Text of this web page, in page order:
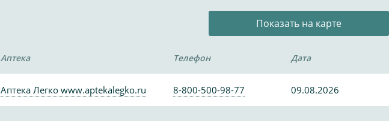
Показать на карте
Аптека Телефон Дата
Аптека Легко www.aptekalegko.ru 8-800-500-98-77 09.08.2026